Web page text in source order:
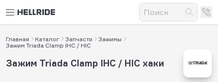
Главная Каталог Запчасти
Зажимы
Зажим Triada Clamp IHC / HIC
Зажим Triada Clamp IHC / HIC хаки